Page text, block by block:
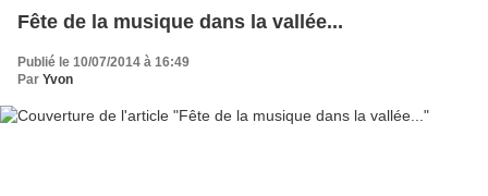
Fête de la musique dans la vallée...
Publié le 10/07/2014 à 16:49
Par Yvon